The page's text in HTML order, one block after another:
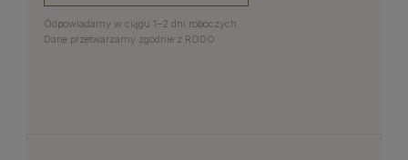
Odpowiadamy w ciągu 1–2 dni roboczych.
Dane przetwarzamy zgodnie z RODO.